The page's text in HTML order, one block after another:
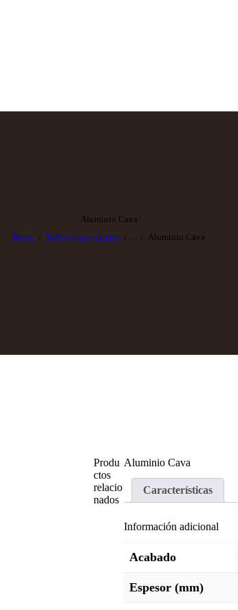
Aluminio Cava
Home Todos los productos ... Aluminio Cava
Aluminio Cava
Características
Información adicional
Acabado
Espesor (mm)
Produ
ctos
relacio
nados